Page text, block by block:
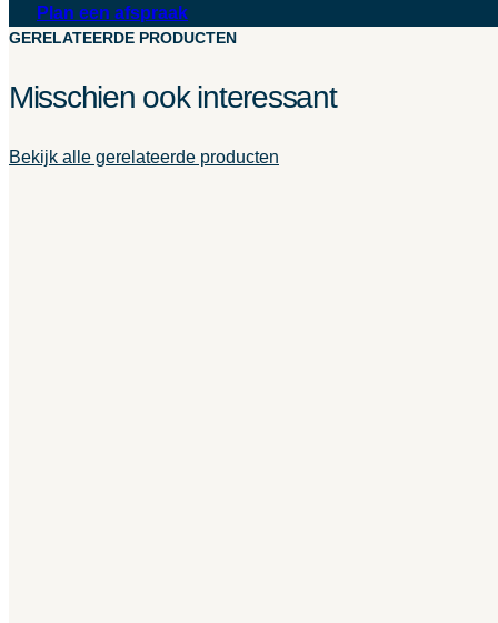
Plan een afspraak
GERELATEERDE PRODUCTEN
Misschien ook interessant
Bekijk alle gerelateerde producten